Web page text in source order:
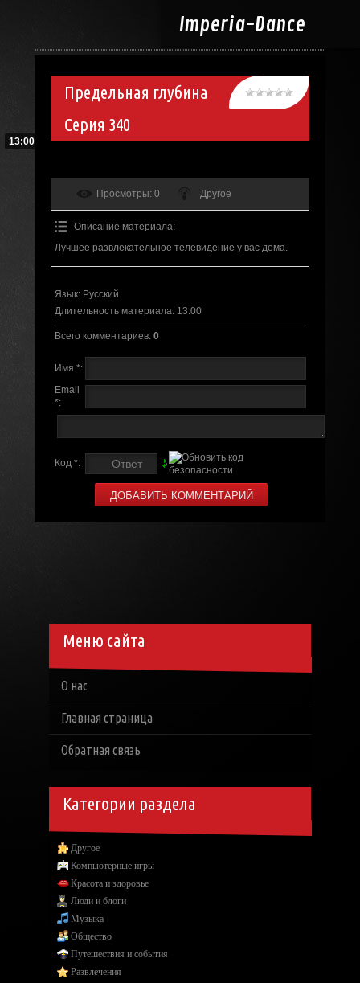
Imperia-Dance
Предельная глубина
Серия 340
13:00
Просмотры: 0 Другое
Описание материала:
Лучшее развлекательное телевидение у вас дома.
Язык: Русский
Длительность материала: 13:00
Всего комментариев: 0
Имя *:
Email
*:
Код *:
Меню сайта
О нас
Главная страница
Обратная связь
Категории раздела
Другое
Компьютерные игры
Красота и здоровье
Люди и блоги
Музыка
Общество
Путешествия и события
Развлечения